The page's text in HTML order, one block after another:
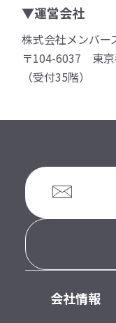
▼運営会社
株式会社メンバー
〒104-6037 東京
（受付35階）
会社情報